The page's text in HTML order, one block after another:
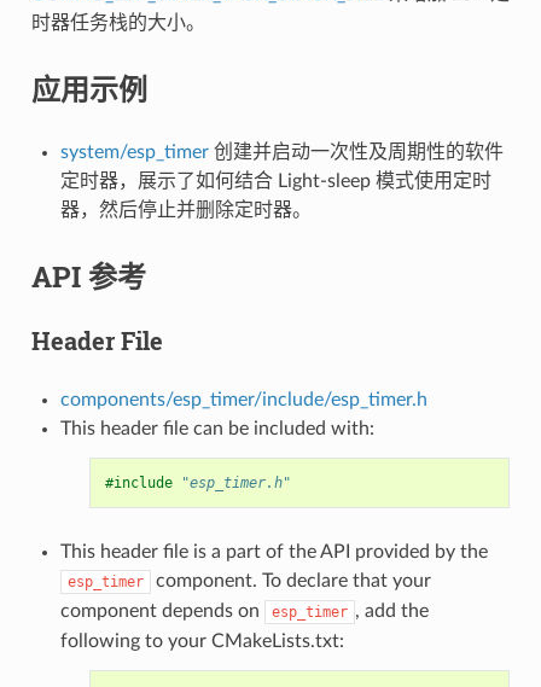
时器任务栈的大小。
应用示例
system/esp_timer创建并启动一次性及周期性的软件
定时器，展示了如何结合 Light-sleep 模式使用定时
器，然后停止并删除定时器。
API 参考
Header File
components/esp_timer/include/esp_timer.h
This header file can be included with:
#include "esp_timer.h"
This header file is a part of the API provided by the
esp_timer
component. To declare that your
component depends on
esp_timer , add the
following to your CMakeLists.txt: